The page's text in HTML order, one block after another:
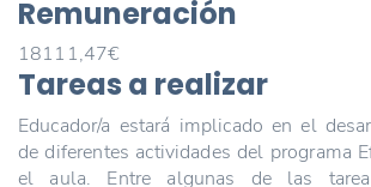
Remuneración
18111,47€
Tareas a realizar
Educador/a estará implicado en el
de diferentes actividades del programa
el aula. Entre algunas de las